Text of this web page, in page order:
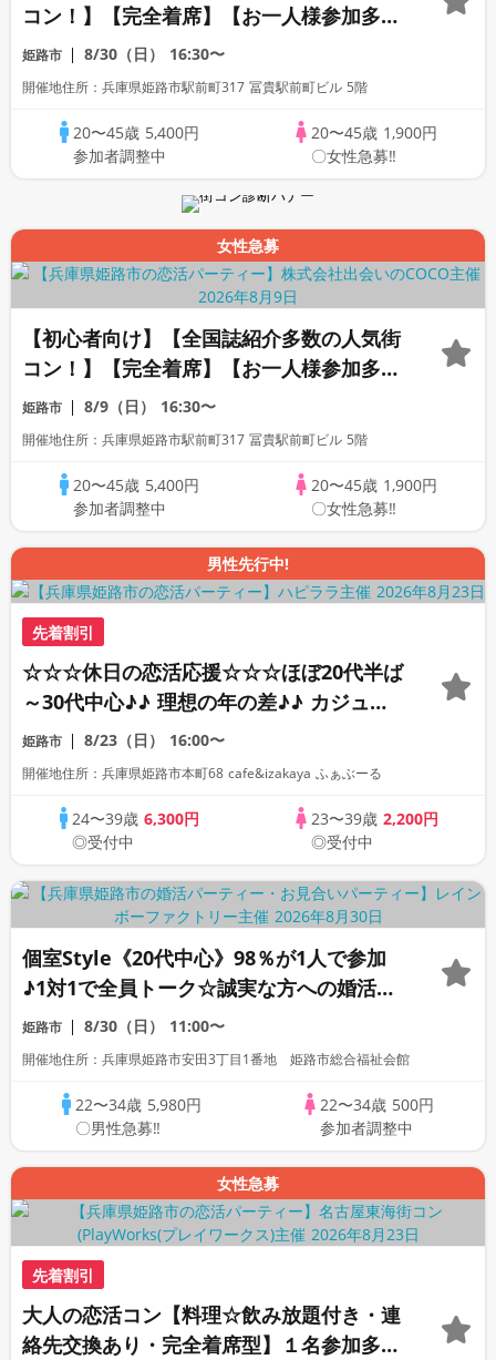
コン！】【完全着席】【お一人様参加多
数】【豊富な飲み放題♪・産地直送食材コ
ース】【インスタ映え確実！超話題の
あり☆】
姫路市 8/30（日） 16:30〜
開催地住所：兵庫県姫路市駅前町317 冨貴駅前町ビル 5階
20〜45歳 5,400円
参加者調整中
20〜45歳 1,900円
〇女性急募‼
女性急募
【初心者向け】【全国誌紹介多数の人気街
コン！】【完全着席】【お一人様参加多
数】【豊富な飲み放題♪・産地直送食材コ
ース】【インスタ映え確実！超話題の
あり☆】
姫路市 8/9（日） 16:30〜
開催地住所：兵庫県姫路市駅前町317 冨貴駅前町ビル 5階
20〜45歳 5,400円
参加者調整中
20〜45歳 1,900円
〇女性急募‼
男性先行中!
先着割引
☆☆☆休日の恋活応援☆☆☆ほぼ20代半ば
～30代中心♪♪ 理想の年の差♪♪ カジュア
ルな出会いパーティー♪♪ カフェやランチ
デートに行ってみたい！ドリンク＆ライト
姫路市 8/23（日） 16:00〜
開催地住所：兵庫県姫路市本町68 cafe&izakaya ふぁぶーる
24〜39歳6,300円
◎受付中
23〜39歳 2,200円
◎受付中
個室Style《20代中心》98％が1人で参加
♪1対1で全員トーク☆誠実な方への婚活パ
ーティー
姫路市 8/30（日） 11:00〜
開催地住所：兵庫県姫路市安田3丁目1番地 姫路市総合福祉会館
22〜34歳 5,980円
〇男性急募‼
22〜34歳 500円
参加者調整中
女性急募
先着割引
大人の恋活コン【料理☆飲み放題付き・連
絡先交換あり・完全着席型】１名参加多